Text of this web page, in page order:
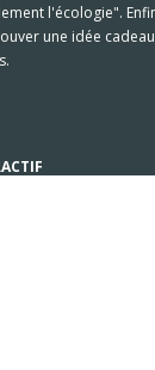
l'écologie".
une idée